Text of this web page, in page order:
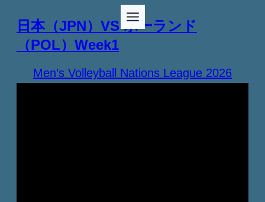
日本（JPN）VS ポーランド
（POL）Week1
Men’s Volleyball Nations League 2026